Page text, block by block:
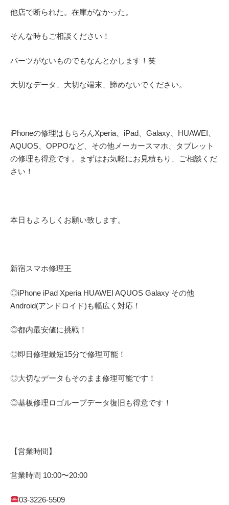
他店で断られた。在庫がなかった。
そんな時もご相談ください！
パーツがないものでもなんとかします！笑
大切なデータ、大切な端末、諦めないでください。
iPhoneの修理はもちろんXperia、iPad、Galaxy、HUAWEI、
AQUOS、OPPOなど、その他メーカースマホ、タブレット
の修理も得意です。まずはお気軽にお見積もり、ご相談くだ
さい！
本日もよろしくお願い致します。
新宿スマホ修理王
◎iPhone iPad Xperia HUAWEI AQUOS Galaxy その他
Android(アンドロイド) も幅広く対応！
◎都内最安値に挑戦！
◎即日修理最短15分で修理可能！
◎大切なデータもそのまま修理可能です！
◎基板修理ロゴループデータ復旧も得意です！
【営業時間】
営業時間 10:00〜20:00
03-3226-5509